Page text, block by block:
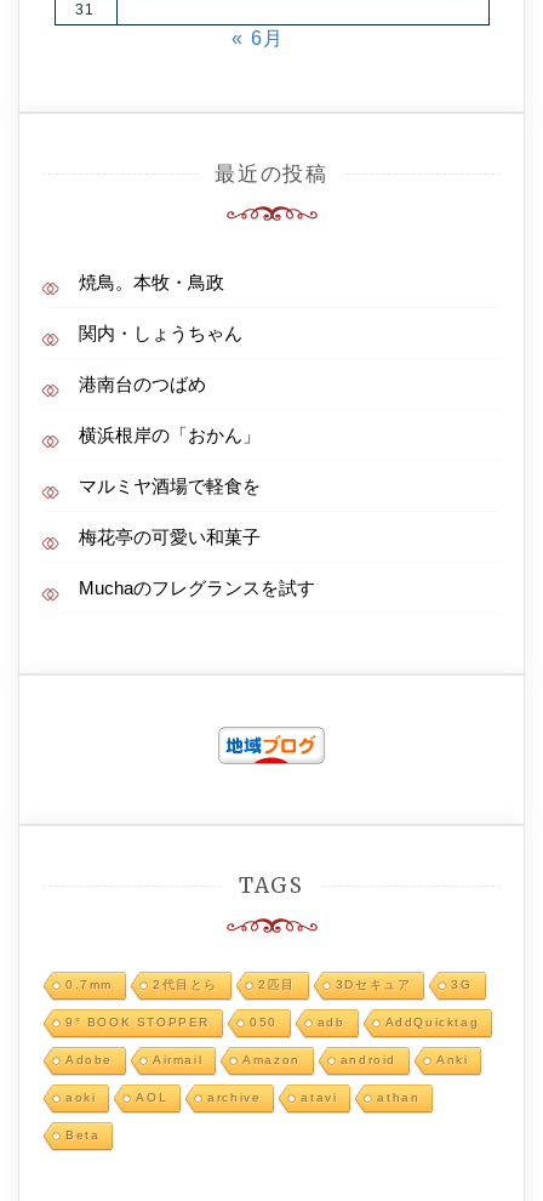
31
« 6月
最近の投稿
焼鳥。本牧・鳥政
関内・しょうちゃん
港南台のつばめ
横浜根岸の「おかん」
マルミヤ酒場で軽食を
梅花亭の可愛い和菓子
Muchaのフレグランスを試す
TAGS
0.7mm 2代目とら 2匹目 3Dセキュア 3G
9° BOOK STOPPER 050 adb AddQuicktag
Adobe Airmail Amazon android Anki
aoki AOL archive atavi athan
Beta